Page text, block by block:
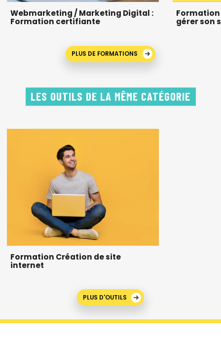
Webmarketing / Marketing Digital :
Formation certifiante
gérer son
PLUS DE FORMATIONS
LES OUTILS DE LA MÊME CATÉGORIE
Formation Création de site
internet
PLUS D'OUTILS